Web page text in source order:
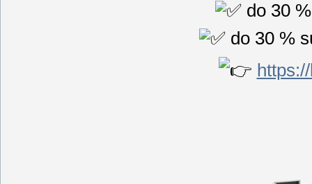
do 30
do 30 %